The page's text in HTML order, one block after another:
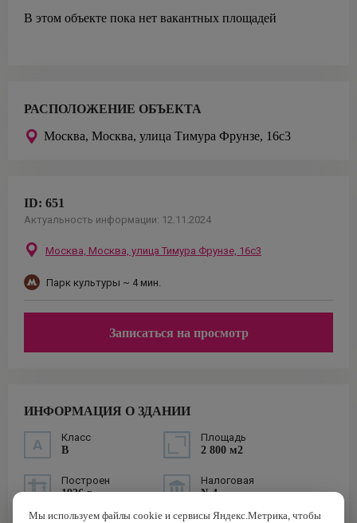
В этом объекте пока нет вакантных площадей
РАСПОЛОЖЕНИЕ ОБЪЕКТА
Москва, Москва, улица Тимура Фрунзе, 16с3
ID: 651
Актуальность информации: 12.11.2024
Москва, Москва, улица Тимура Фрунзе, 16с3
Парк культуры ~ 4 мин.
Записаться на просмотр
ИНФОРМАЦИЯ О ЗДАНИИ
Класс
B
Площадь
2 800 м2
Построен
1936 г.
Налоговая
№4
Мы используем файлы cookie и сервисы Яндекс.Метрика, чтобы